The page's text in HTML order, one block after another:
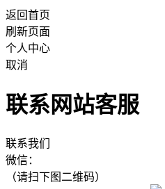
返回首页
刷新页面
个人中心
取消
联系网站客服
联系我们
微信：
（请扫下图二维码）